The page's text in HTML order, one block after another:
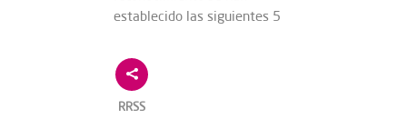
establecido las siguientes 5
RRSS